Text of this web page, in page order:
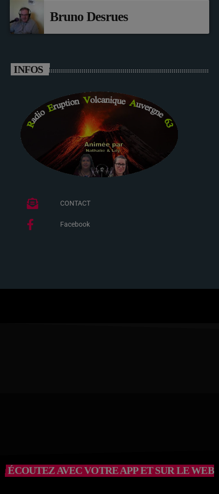
Bruno Desrues
INFOS
CONTACT
Facebook
ÉCOUTEZ AVEC VOTRE APP ET SUR LE WEB